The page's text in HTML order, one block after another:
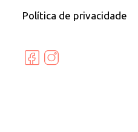
Política de privacidade